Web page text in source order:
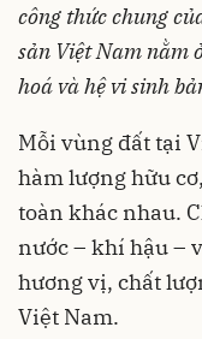
công thứcchung
sản Việt Namnằm
hoávàhệvisinh
Mỗi vùng đất tại
hàm lượng hữu
toàn khác nhau.
nước – khí hậu –
hương vị, chất
Việt Nam.